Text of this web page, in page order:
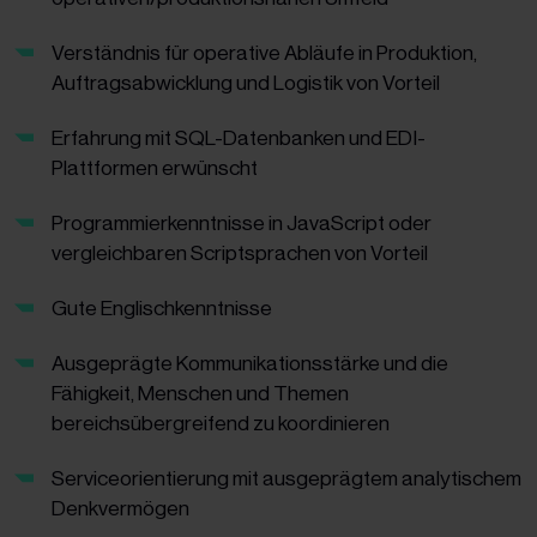
Verständnis für operative Abläufe in Produktion,
Auftragsabwicklung und Logistik von Vorteil
Erfahrung mit SQL-Datenbanken und EDI-
Plattformen erwünscht
Programmierkenntnisse in JavaScript oder
vergleichbaren Scriptsprachen von Vorteil
Gute Englischkenntnisse
Ausgeprägte Kommunikationsstärke und die
Fähigkeit, Menschen und Themen
bereichsübergreifend zu koordinieren
Serviceorientierung mit ausgeprägtem analytischem
Denkvermögen